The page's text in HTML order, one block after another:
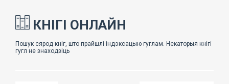
КНІГІ ОНЛАЙН